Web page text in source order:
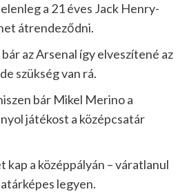
a 21 éves Jack Henry-
átrendeződni.
az Arsenal így elveszítené az
szükség van rá.
bár Mikel Merino a
játékost a középcsatár
a középpályán – váratlanul
legyen.